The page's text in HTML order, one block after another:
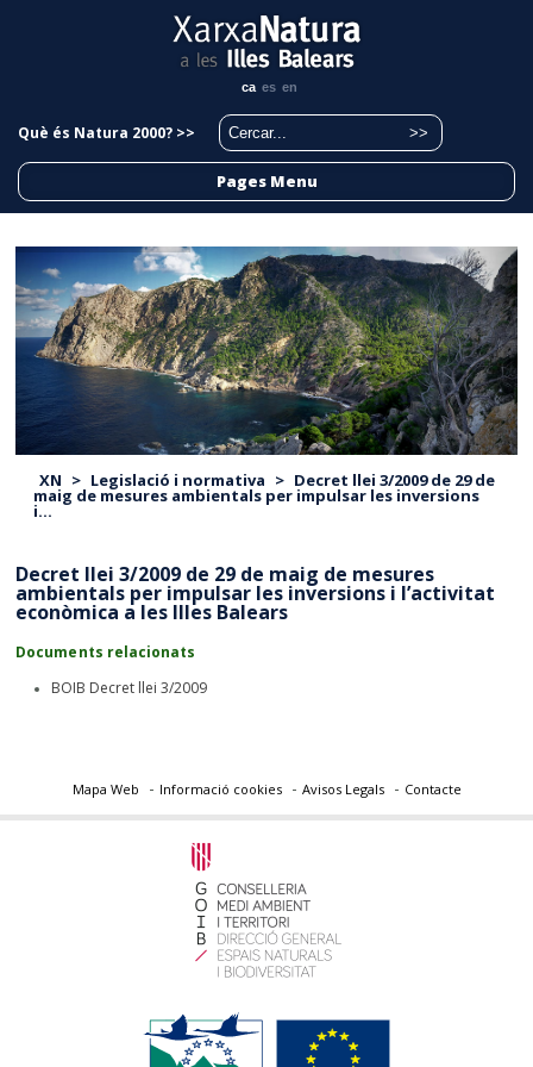
ca es en
Què és Natura 2000? >>
Pages Menu
XN > Legislació i normativa > Decret llei 3/2009 de 29 de
maig de mesures ambientals per impulsar les inversions
i...
Decret llei 3/2009 de 29 de maig de mesures
ambientals per impulsar les inversions i l’activitat
econòmica a les Illes Balears
Documents relacionats
BOIB Decret llei 3/2009
Mapa Web Informació cookies Avisos Legals Contacte